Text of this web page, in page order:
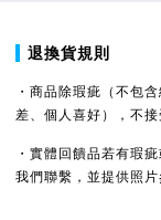
專案須知
退換貨規則
・商品除瑕疵（不包
差、個人喜好），不
・實體回饋品若有瑕
我們聯繫，並提供照片